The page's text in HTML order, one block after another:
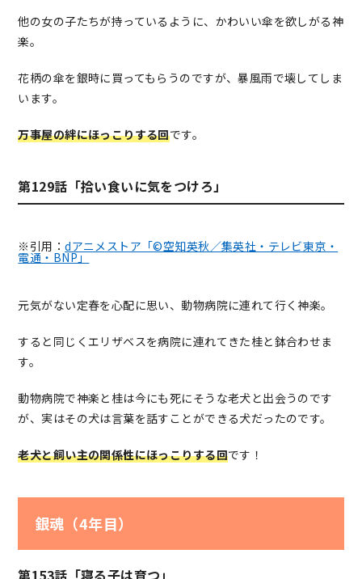
他の女の子たちが持っているように、かわいい傘を欲しがる神
楽。
花柄の傘を銀時に買ってもらうのですが、暴風雨で壊してしま
います。
万事屋の絆にほっこりする回です。
第129話「拾い食いに気をつけろ」
※引用：dアニメストア「©空知英秋／集英社・テレビ東京・
電通・BNP」
元気がない定春を心配に思い、動物病院に連れて行く神楽。
すると同じくエリザベスを病院に連れてきた桂と鉢合わせま
す。
動物病院で神楽と桂は今にも死にそうな老犬と出会うのです
が、実はその犬は言葉を話すことができる犬だったのです。
老犬と飼い主の関係性にほっこりする回です！
銀魂（4年目）
第153話「寝る子は育つ」